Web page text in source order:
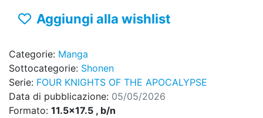
Aggiungi alla wishlist
Categorie: Manga
Sottocategorie: Shonen
Serie: FOUR KNIGHTS OF THE APOCALYPSE
Data di pubblicazione: 05/05/2026
Formato: 11.5x17.5 , b/n